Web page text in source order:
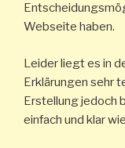
Webseite haben.
Leider liegt es in
Erklärungen sehr
Erstellung jedoch
einfach und klar